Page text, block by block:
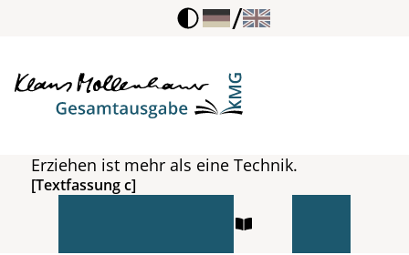
/
Erziehen ist mehr als eine Technik.
[Textfassung c]